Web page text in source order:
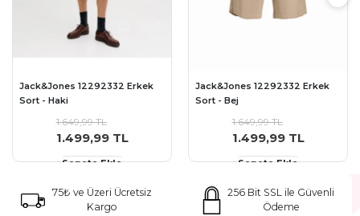
Jack&Jones 12292332 Erkek
Sort - Haki
1.649,99 TL
1.499,99 TL
Sepete Ekle
Jack&Jones 12292332 Erkek
Sort - Bej
1.649,99 TL
1.499,99 TL
Sepete Ekle
75₺ ve Üzeri Ücretsiz
Kargo
256 Bit SSL ile Güvenli
Ödeme